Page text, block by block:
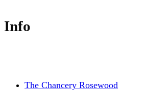
Info
The Chancery Rosewood